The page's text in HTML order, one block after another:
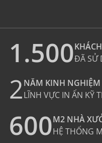
1.500ĐÃ SỬ
2NĂM KINH NGHIỆM
LĨNH VỰC IN ẤN KỸ
600M2 NHÀ
HỆ THỐNG